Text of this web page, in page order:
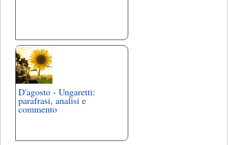
D'agosto - Ungaretti:
parafrasi, analisi e
commento